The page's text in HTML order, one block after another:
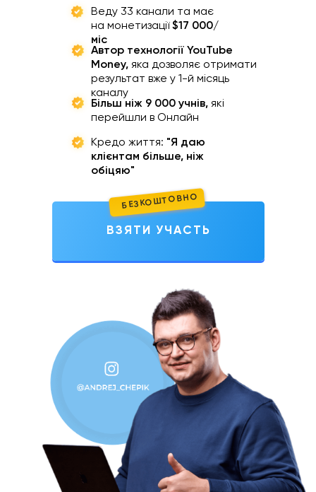
ВЗЯТИ УЧАСТЬ
БЕЗКОШТОВНО
Веду 33 канали та має
на монетизації$17 000/
міс
Автор технології YouTube
Money, яка дозволяє отримати
результат вже у 1-й місяць
каналу
Більш ніж 9 000 учнів, які
перейшли в Онлайн
Кредо життя: "Я даю
клієнтам більше, ніж
обіцяю"